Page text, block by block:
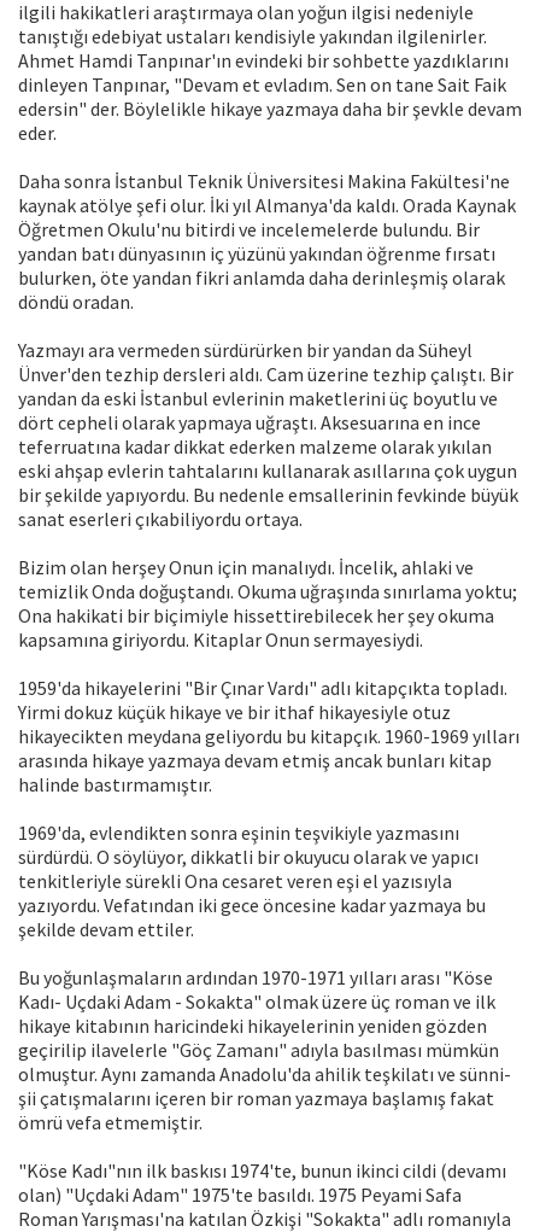
ilgili hakikatleri araştırmaya olan yoğun ilgisi nedeniyle
tanıştığı edebiyat ustaları kendisiyle yakından ilgilenirler.
Ahmet Hamdi Tanpınar'ın evindeki bir sohbette yazdıklarını
dinleyen Tanpınar, "Devam et evladım. Sen on tane Sait Faik
edersin" der. Böylelikle hikaye yazmaya daha bir şevkle devam
eder.
Daha sonra İstanbul Teknik Üniversitesi Makina Fakültesi'ne
kaynak atölye şefi olur. İki yıl Almanya'da kaldı. Orada Kaynak
Öğretmen Okulu'nu bitirdi ve incelemelerde bulundu. Bir
yandan batı dünyasının iç yüzünü yakından öğrenme fırsatı
bulurken, öte yandan fikri anlamda daha derinleşmiş olarak
döndü oradan.
Yazmayı ara vermeden sürdürürken bir yandan da Süheyl
Ünver'den tezhip dersleri aldı. Cam üzerine tezhip çalıştı. Bir
yandan da eski İstanbul evlerinin maketlerini üç boyutlu ve
dört cepheli olarak yapmaya uğraştı. Aksesuarına en ince
teferruatına kadar dikkat ederken malzeme olarak yıkılan
eski ahşap evlerin tahtalarını kullanarak asıllarına çok uygun
bir şekilde yapıyordu. Bu nedenle emsallerinin fevkinde büyük
sanat eserleri çıkabiliyordu ortaya.
Bizim olan herşey Onun için manalıydı. İncelik, ahlaki ve
temizlik Onda doğuştandı. Okuma uğraşında sınırlama yoktu;
Ona hakikati bir biçimiyle hissettirebilecek her şey okuma
kapsamına giriyordu. Kitaplar Onun sermayesiydi.
1959'da hikayelerini "Bir Çınar Vardı" adlı kitapçıkta topladı.
Yirmi dokuz küçük hikaye ve bir ithaf hikayesiyle otuz
hikayecikten meydana geliyordu bu kitapçık. 1960-1969 yılları
arasında hikaye yazmaya devam etmiş ancak bunları kitap
halinde bastırmamıştır.
1969'da, evlendikten sonra eşinin teşvikiyle yazmasını
sürdürdü. O söylüyor, dikkatli bir okuyucu olarak ve yapıcı
tenkitleriyle sürekli Ona cesaret veren eşi el yazısıyla
yazıyordu. Vefatından iki gece öncesine kadar yazmaya bu
şekilde devam ettiler.
Bu yoğunlaşmaların ardından 1970-1971 yılları arası "Köse
Kadı- Uçdaki Adam - Sokakta" olmak üzere üç roman ve ilk
hikaye kitabının haricindeki hikayelerinin yeniden gözden
geçirilip ilavelerle "Göç Zamanı" adıyla basılması mümkün
olmuştur. Aynı zamanda Anadolu'da ahilik teşkilatı ve sünni-
şii çatışmalarını içeren bir roman yazmaya başlamış fakat
ömrü vefa etmemiştir.
"Köse Kadı"nın ilk baskısı 1974'te, bunun ikinci cildi (devamı
olan) "Uçdaki Adam" 1975'te basıldı. 1975 Peyami Safa
Roman Yarışması'na katılan Özkişi "Sokakta" adlı romanıyla